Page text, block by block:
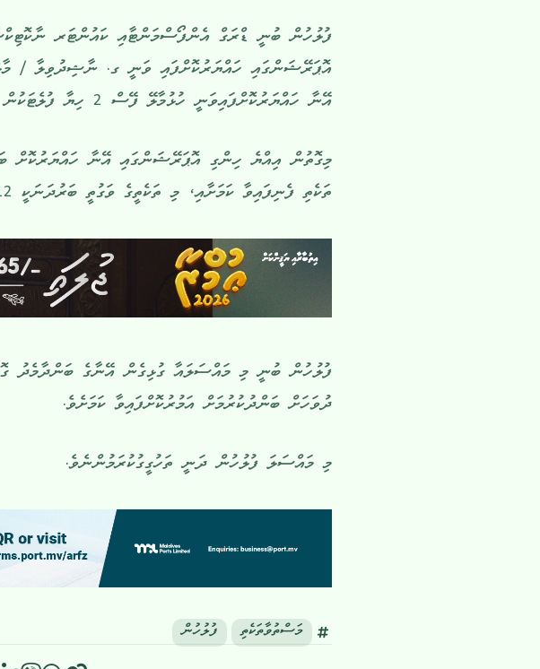
ފުލުހުން ބުނީ ޑްރަގް އެންފޯސްމަންޓާއި ކައުންޓަރ
އޭނާ ހައްޔަރުކޮށްފައިވަނީ ހުޅުމާލޭ ފޭސް 2 ހިޔާ ފުލެޓަކުން ކަމަށެވެ.
މިގޮތުން އިއްޔެ ހިންގި އޮޕަރޭޝަންގައި އޭނާ ހައްޔަރުކޮށް
ތަކެތި ފެނިފައިވާ ކަމަށާއި، މި ތަކެތީގެ ވަގުތީ ބަރުދަނަކީ 216.12 ގުރާމު ކަމަށް ފުލުހުން ބުންޏެވެ.
ދުވަހަށް ބަންދުކުރުމަށް އަމުރުކޮށްފައިވާ ކަމަށެވެ.
މި މައްސަލަ ފުލުހުން ދަނީ ތަހުގީގުކުރަމުންނެވެ.
މަސްތުވާތަކެތި ފުލުހުން